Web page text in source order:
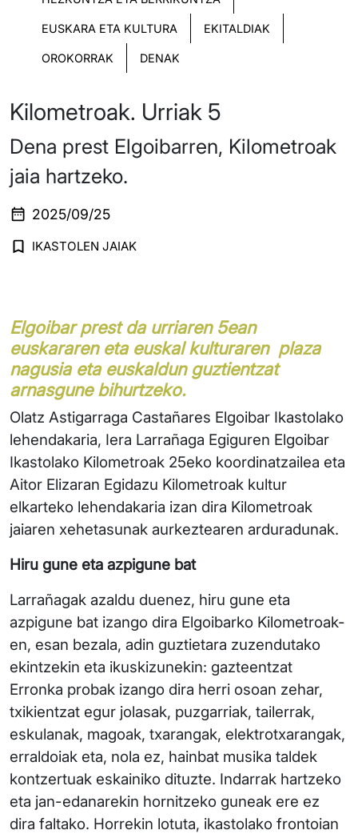
EUSKARA ETA KULTURA EKITALDIAK
OROKORRAK DENAK
Kilometroak. Urriak 5
Dena prest Elgoibarren, Kilometroak
jaia hartzeko.
2025/09/25
IKASTOLEN JAIAK
Elgoibar prest da urriaren 5ean
euskararen eta euskal kulturaren plaza
nagusia eta euskaldun guztientzat
arnasgune bihurtzeko.
Olatz Astigarraga Castañares Elgoibar Ikastolako
lehendakaria, Iera Larrañaga Egiguren Elgoibar
Ikastolako Kilometroak 25eko koordinatzailea eta
Aitor Elizaran Egidazu Kilometroak kultur
elkarteko lehendakaria izan dira Kilometroak
jaiaren xehetasunak aurkeztearen arduradunak.
Hiru gune eta azpigune bat
Larrañagak azaldu duenez, hiru gune eta
azpigune bat izango dira Elgoibarko Kilometroak-
en, esan bezala, adin guztietara zuzendutako
ekintzekin eta ikuskizunekin: gazteentzat
Erronka probak izango dira herri osoan zehar,
txikientzat egur jolasak, puzgarriak, tailerrak,
eskulanak, magoak, txarangak, elektrotxarangak,
erraldoiak eta, nola ez, hainbat musika taldek
kontzertuak eskainiko dituzte. Indarrak hartzeko
eta jan-edanarekin hornitzeko guneak ere ez
dira faltako. Horrekin lotuta, ikastolako frontoian